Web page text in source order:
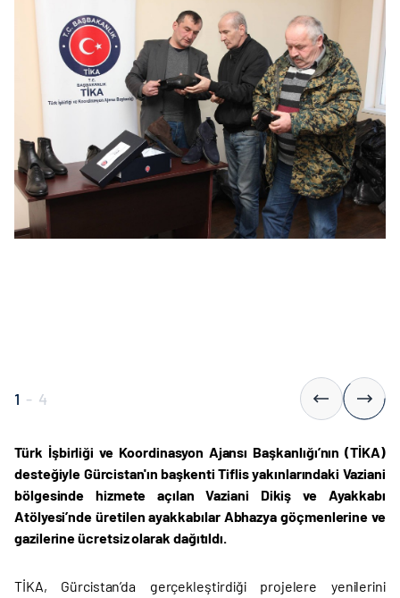
1 - 4
Türk İşbirliği ve Koordinasyon Ajansı Başkanlığı’nın (TİKA)
desteğiyle Gürcistan'ın başkenti Tiflis yakınlarındaki Vaziani
bölgesinde hizmete açılan Vaziani Dikiş ve Ayakkabı
Atölyesi’nde üretilen ayakkabılar Abhazya göçmenlerine ve
gazilerine ücretsiz olarak dağıtıldı.
TİKA, Gürcistan’da gerçekleştirdiği projelere yenilerini